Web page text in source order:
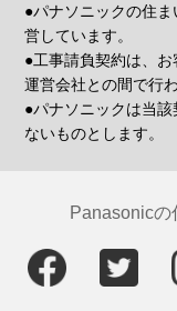
●パナソニックの住
営しています。
●工事請負契約は、
運営会社との間で行
●パナソニックは当
ないものとします。
Panasonicの